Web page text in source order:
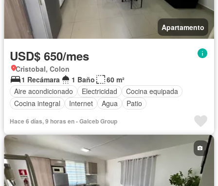
Apartamento
USD$ 650/mes
Cristobal, Colon
1 Recámara
1 Baño
60 m²
Aire acondicionado
Electricidad
Cocina equipada
Cocina integral
Internet Agua Patio
Hace 6 días, 9 horas en - Galceb Group